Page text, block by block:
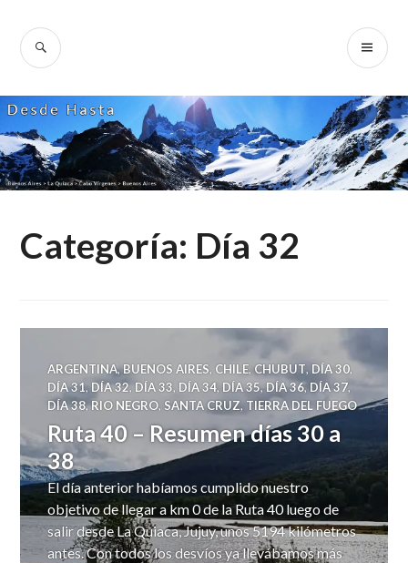
content
SEARCH
Categoría: Día 32
ARGENTINA,BUENOS AIRES, CHILE,CHUBUT,DÍA 30,
DÍA 31,DÍA 32, DÍA 33, DÍA 34,DÍA 35,DÍA 36, DÍA 37,
DÍA 38,RIO NEGRO,SANTA CRUZ, TIERRA DEL FUEGO
Ruta 40 – Resumen días 30 a
38
El día anterior habíamos cumplido nuestro
objetivo de llegar a km 0 de la Ruta 40 luego de
salir desde La Quiaca, Jujuy, unos 5194 kilómetros
antes. Con todos los desvíos ya llevábamos más